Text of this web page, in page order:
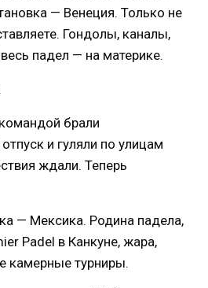
— Венеция. Только не
Гондолы, каналы,
падел — на материке.
брали
и гуляли по улицам
ждали. Теперь
— Мексика. Родина падела,
Padel в Канкуне, жара,
камерные турниры.